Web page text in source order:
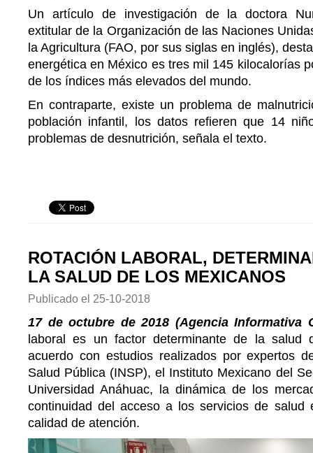
Un artículo de investigación de la doctora
extitular de la Organización de las Naciones
la Agricultura (FAO, por sus siglas en inglés),
energética en México es tres mil 145 kilocalorías
de los índices más elevados del mundo.
En contraparte, existe un problema de
población infantil, los datos refieren que 14
problemas de desnutrición, señala el texto.
ROTACIÓN LABORAL,
LA SALUD DE LOS MEXICANOS
Publicado el 25-10-2018
17 de octubre de 2018 (Agencia Informativa
laboral es un factor determinante de la salud
acuerdo con estudios realizados por expertos
Salud Pública (INSP), el Instituto Mexicano del
Universidad Anáhuac, la dinámica de los
continuidad del acceso a los servicios de salud
calidad de atención.